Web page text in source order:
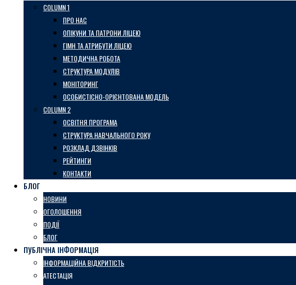
COLUMN 1
ПРО НАС
ОПІКУНИ ТА ПАТРОНИ ЛІЦЕЮ
ГІМН ТА АТРИБУТИ ЛІЦЕЮ
МЕТОДИЧНА РОБОТА
СТРУКТУРА МОДУЛІВ
МОНІТОРИНГ
ОСОБИСТІСНО-ОРІЄНТОВАНА МОДЕЛЬ
COLUMN 2
ОСВІТНЯ ПРОГРАМА
СТРУКТУРА НАВЧАЛЬНОГО РОКУ
РОЗКЛАД ДЗВІНКІВ
РЕЙТИНГИ
КОНТАКТИ
БЛОГ
НОВИНИ
ОГОЛОШЕННЯ
ПОДІЇ
БЛОГ
ПУБЛІЧНА ІНФОРМАЦІЯ
ІНФОРМАЦІЙНА ВІДКРИТІСТЬ
АТЕСТАЦІЯ